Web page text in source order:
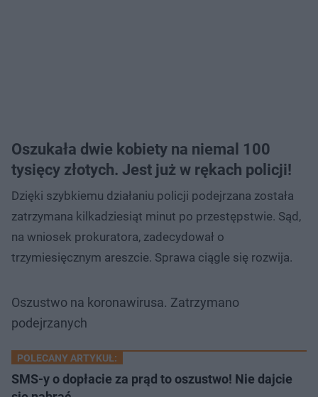
Oszukała dwie kobiety na niemal 100
tysięcy złotych. Jest już w rękach policji!
Dzięki szybkiemu działaniu policji podejrzana została
zatrzymana kilkadziesiąt minut po przestępstwie. Sąd,
na wniosek prokuratora, zadecydował o
trzymiesięcznym areszcie. Sprawa ciągle się rozwija.
Oszustwo na koronawirusa. Zatrzymano
podejrzanych
POLECANY ARTYKUŁ:
SMS-y o dopłacie za prąd to oszustwo! Nie dajcie